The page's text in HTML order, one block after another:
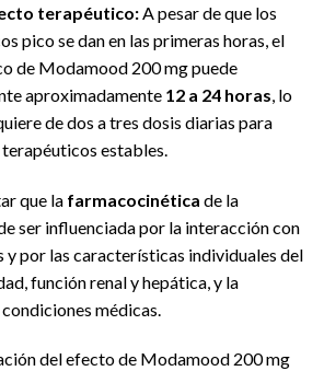
terapéutico:A pesar de que los
pico se dan en las primeras horas, el
de Modamood 200 mg puede
aproximadamente 12 a 24 horas , lo
de dos a tres dosis diarias para
estables.
que la farmacocinética de la
ser influenciada por la interacción con
por las características individuales del
función renal y hepática, y la
médicas.
del efecto de Modamood 200 mg